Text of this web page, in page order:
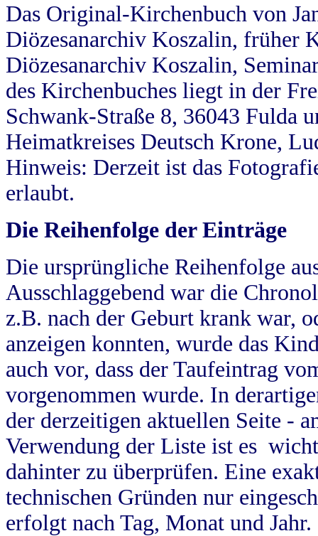
Das Original-Kirchenbuch von
Diözesanarchiv Koszalin, früher
Diözesanarchiv Koszalin,
des Kirchenbuches liegt in der
Schwank-Straße 8, 36043 Fulda
Heimatkreises Deutsch Krone,
Hinweis: Derzeit ist das
erlaubt.
Die Reihenfolge der Einträge
Die ursprüngliche Reihenfolge
Ausschlaggebend war die
z.B. nach der Geburt krank war,
anzeigen konnten, wurde das
auch vor, dass der Taufeintrag
vorgenommen wurde. In
der derzeitigen aktuellen Seite -
Verwendung der Liste ist es
dahinter zu überprüfen. Eine
technischen Gründen nur
erfolgt nach Tag, Monat und Jahr.